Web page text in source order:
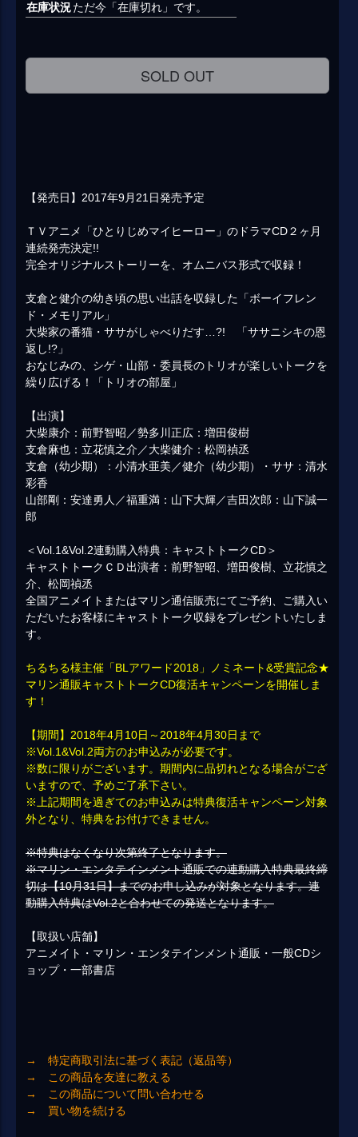
在庫状況ただ今「在庫切れ」です。
SOLD OUT
【発売日】2017年9月21日発売予定
ＴＶアニメ「ひとりじめマイヒーロー」のドラマCD２ヶ月
連続発売決定!!
完全オリジナルストーリーを、オムニバス形式で収録！
支倉と健介の幼き頃の思い出話を収録した「ボーイフレン
ド・メモリアル」
大柴家の番猫・ササがしゃべりだす…?! 「ササニシキの恩
返し!?」
おなじみの、シゲ・山部・委員長のトリオが楽しいトークを
繰り広げる！「トリオの部屋」
【出演】
大柴康介：前野智昭／勢多川正広：増田俊樹
支倉麻也：立花慎之介／大柴健介：松岡禎丞
支倉（幼少期）：小清水亜美／健介（幼少期）・ササ：清水
彩香
山部剛：安達勇人／福重満：山下大輝／吉田次郎：山下誠一
郎
＜Vol.1&Vol.2連動購入特典：キャストトークCD＞
キャストトークＣＤ出演者：前野智昭、増田俊樹、立花慎之
介、松岡禎丞
全国アニメイトまたはマリン通信販売にてご予約、ご購入い
ただいたお客様にキャストトーク収録をプレゼントいたしま
す。
ちるちる様主催「BLアワード2018」ノミネート&受賞記念★
マリン通販キャストトークCD復活キャンペーンを開催しま
す！
【期間】2018年4月10日～2018年4月30日まで
※Vol.1&Vol.2両方のお申込みが必要です。
※数に限りがございます。期間内に品切れとなる場合がござ
いますので、予めご了承下さい。
※上記期間を過ぎてのお申込みは特典復活キャンペーン対象
外となり、特典をお付けできません。
※特典はなくなり次第終了となります。
※マリン・エンタテインメント通販での連動購入特典最終締
切は【10月31日】までのお申し込みが対象となります。連
動購入特典はVol.2と合わせての発送となります。
【取扱い店舗】
アニメイト・マリン・エンタテインメント通販・一般CDシ
ョップ・一部書店
→ 特定商取引法に基づく表記（返品等）
→ この商品を友達に教える
→ この商品について問い合わせる
→ 買い物を続ける